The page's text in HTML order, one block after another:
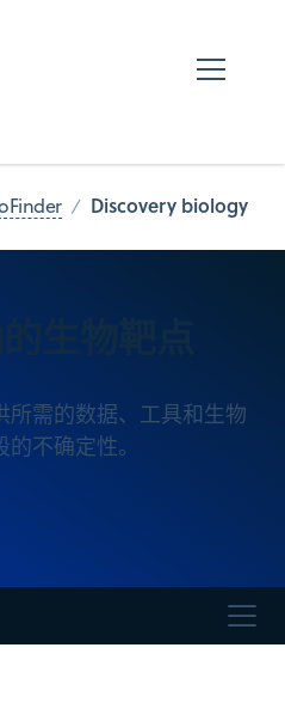
Discovery biology
生物靶点
所需的数据、工具和生物
不确定性。